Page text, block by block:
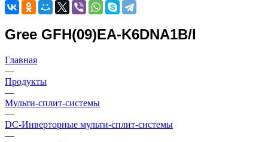
Gree GFH(09)EA-K6DNA1B/I
Главная
—
Продукты
—
Мульти-сплит-системы
—
DC-Инверторные мульти-сплит-системы
—